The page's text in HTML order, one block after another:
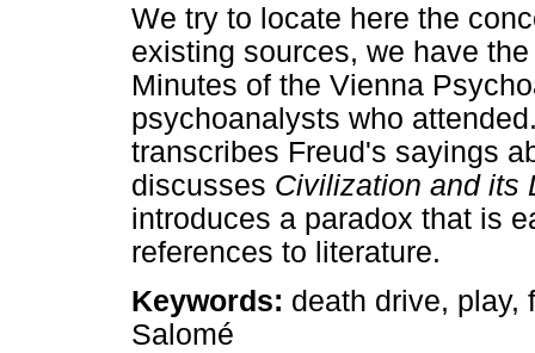
We try to locate here the
existing sources, we have
Minutes of the Vienna
psychoanalysts who
transcribes Freud's sayings
discusses Civilization and its
introduces a paradox that is
references to literature.
Keywords: death drive, play,
Salomé